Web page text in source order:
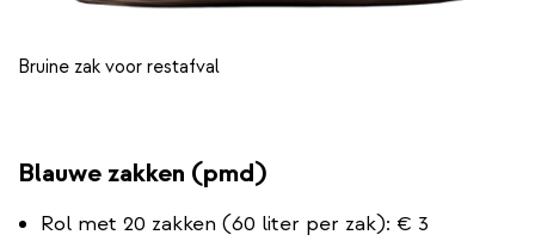
Bruine zak voor restafval
Blauwe zakken (pmd)
Rol met 20 zakken (60 liter per zak): € 3